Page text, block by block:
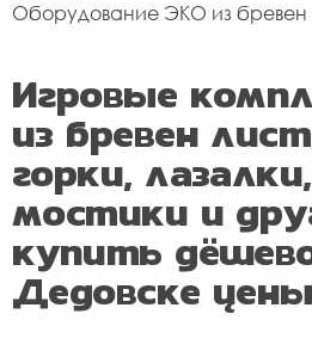
Оборудование ЭКО из бревен
Игровые
из бревен
горки,
мостики и
купить
Дедовске цены